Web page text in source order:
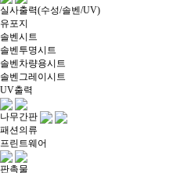
실사출력(수성/솔벤/UV)
유포지
솔벤시트
솔벤투명시트
솔벤차량용시트
솔벤그레이시트
UV출력
나무간판
패션의류
프린트웨어
판촉물